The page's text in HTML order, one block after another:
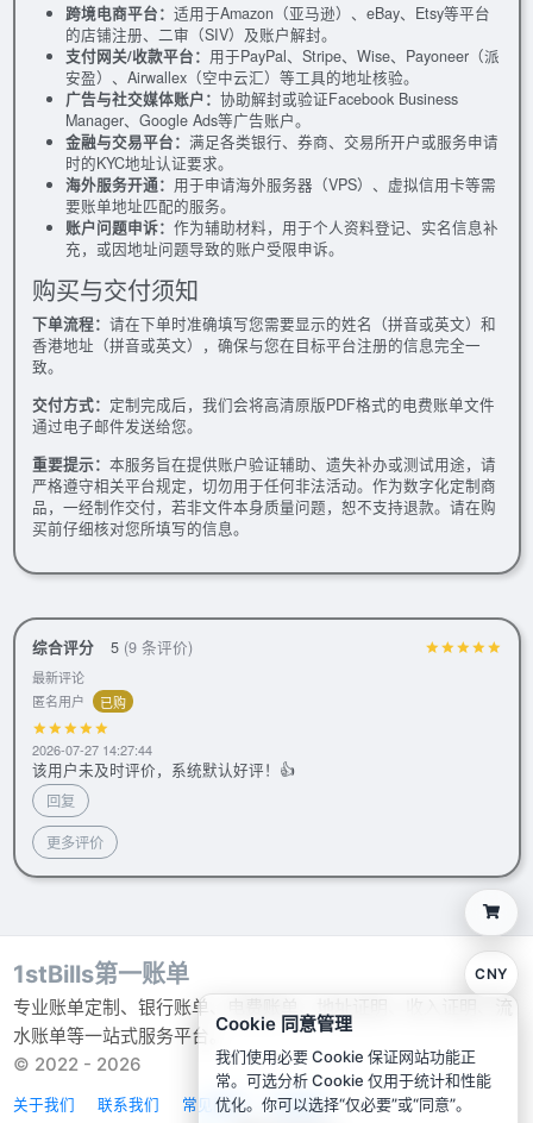
跨境电商平台： 适用于Amazon（亚马逊）、eBay、Etsy等平台
的店铺注册、二审（SIV）及账户解封。
支付网关/收款平台： 用于PayPal、Stripe、Wise、Payoneer（派
安盈）、Airwallex（空中云汇）等工具的地址核验。
广告与社交媒体账户： 协助解封或验证Facebook Business
Manager、Google Ads等广告账户。
金融与交易平台： 满足各类银行、券商、交易所开户或服务申请
时的KYC地址认证要求。
海外服务开通： 用于申请海外服务器（VPS）、虚拟信用卡等需
要账单地址匹配的服务。
账户问题申诉： 作为辅助材料，用于个人资料登记、实名信息补
充，或因地址问题导致的账户受限申诉。
购买与交付须知
下单流程： 请在下单时准确填写您需要显示的姓名（拼音或英文）和
香港地址（拼音或英文），确保与您在目标平台注册的信息完全一
致。
交付方式： 定制完成后，我们会将高清原版PDF格式的电费账单文件
通过电子邮件发送给您。
重要提示： 本服务旨在提供账户验证辅助、遗失补办或测试用途，请
严格遵守相关平台规定，切勿用于任何非法活动。作为数字化定制商
品，一经制作交付，若非文件本身质量问题，恕不支持退款。请在购
买前仔细核对您所填写的信息。
综合评分 5 (9 条评价)
最新评论
匿名用户
已购
2026-07-27 14:27:44
该用户未及时评价，系统默认好评！👍
回复
更多评价
1stBills第一账单
专业账单定制、银行账单、电费账单、地址证明、收入证明、流
水账单等一站式服务平台。
© 2022 - 2026
关于我们 联系我们 常见问题 全部服务
CNY
Cookie 同意管理
我们使用必要 Cookie 保证网站功能正
常。可选分析 Cookie 仅用于统计和性能
优化。你可以选择“仅必要”或“同意”。